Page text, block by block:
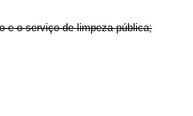
e o serviço de limpeza pública;